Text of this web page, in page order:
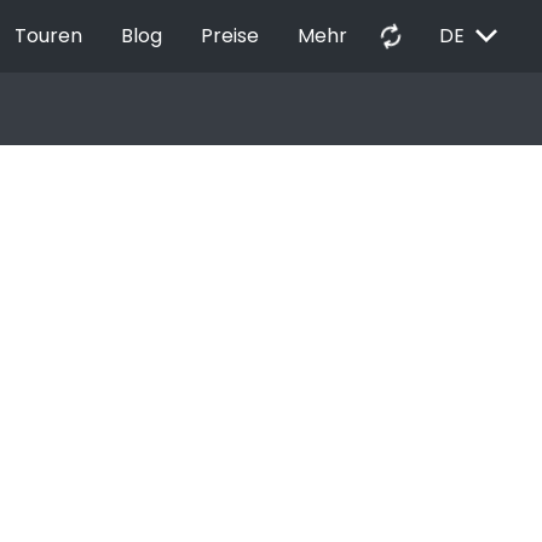
Touren Blog Preise Mehr autorenew DE EXPAND_MORE